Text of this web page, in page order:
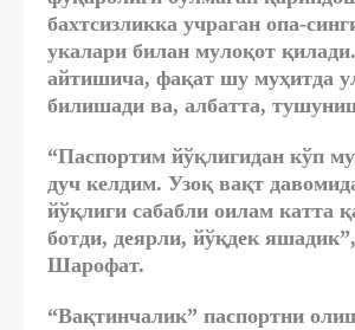
бахтсизликка учраган опа-
укалари билан мулоқот
айтишича, фақат шу муҳитда
билишади ва, албатта,
“Паспортим йўқлигидан кўп
дуч келдим. Узоқ вақт
йўқлиги сабабли оилам катта
ботди, деярли, йўқдек
Шарофат.
“Вақтинчалик” паспортни